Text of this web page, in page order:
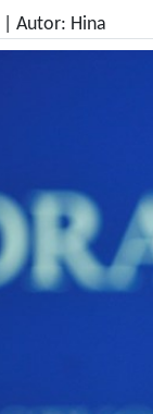
| Autor: Hina